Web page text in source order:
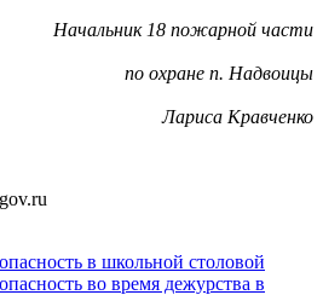
Начальник 18 пожарной части
по охране п. Надвоицы
Лариса Кравченко
в школьной столовой
во время дежурства в